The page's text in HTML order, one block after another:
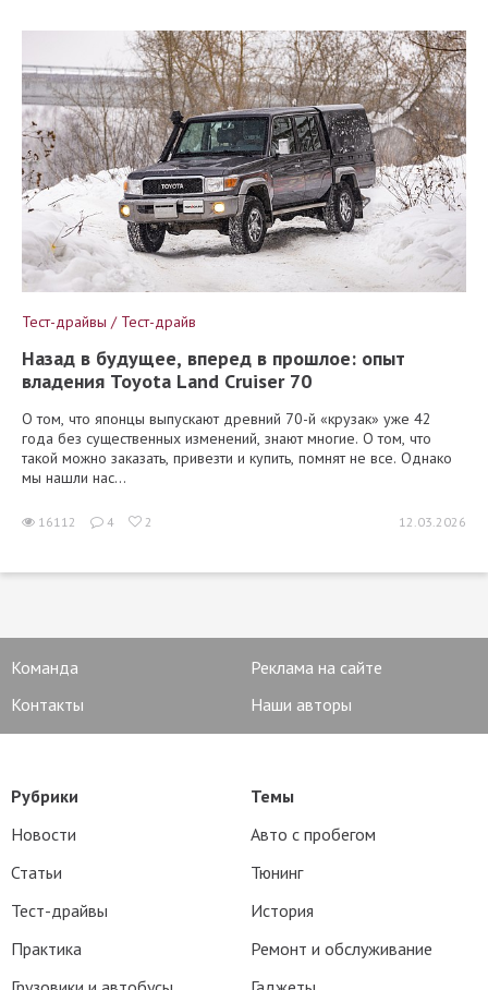
Тест-драйвы / Тест-драйв
Назад в будущее, вперед в прошлое: опыт
владения Toyota Land Cruiser 70
О том, что японцы выпускают древний 70-й «крузак» уже 42
года без существенных изменений, знают многие. О том, что
такой можно заказать, привезти и купить, помнят не все. Однако
мы нашли нас...
16112 4 2 12.03.2026
Команда
Реклама на сайте
Контакты
Наши авторы
Рубрики
Новости
Статьи
Тест-драйвы
Практика
Темы
Авто с пробегом
Тюнинг
История
Ремонт и обслуживание